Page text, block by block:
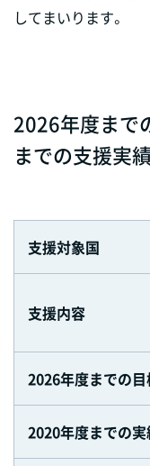
してまいります。
2026年度まで
までの支援実績
支援対象国
支援内容
2026年度までの
2020年度までの